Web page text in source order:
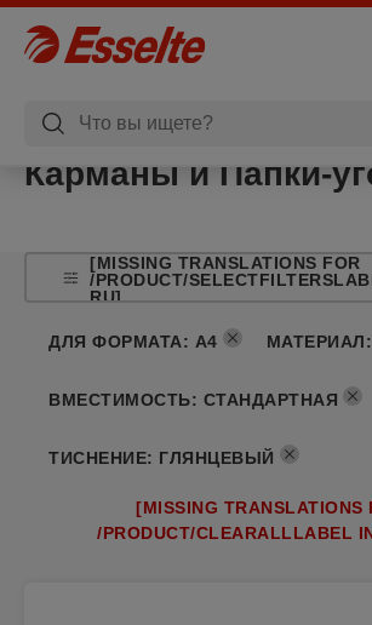
Карманы и Папки-
[MISSING TRANSLATIONS FOR
/PRODUCT/
RU]
ДЛЯ ФОРМАТА: A4 МАТЕРИАЛ:
ВМЕСТИМОСТЬ: СТАНДАРТНАЯ
ТИСНЕНИЕ: ГЛЯНЦЕВЫЙ
[MISSING TRANSLATIONS
/PRODUCT/CLEARALLLABEL